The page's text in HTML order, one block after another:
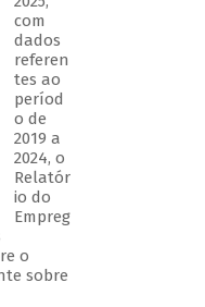
com
dados
referen
tes ao
períod
o de
2019 a
2024, o
Relatór
io do
Empreg
o
sobre